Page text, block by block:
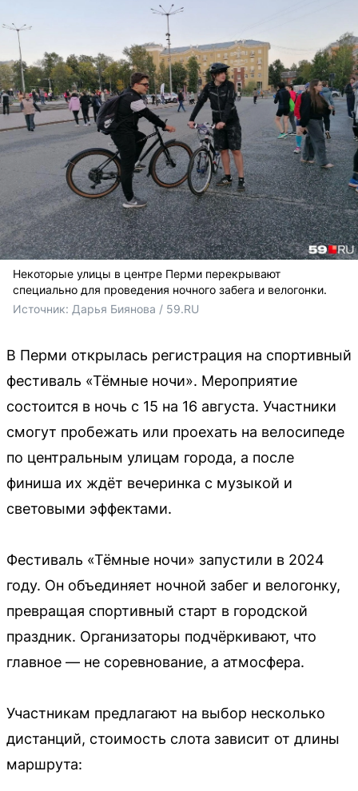
Некоторые улицы в центре Перми перекрывают
специально для проведения ночного забега и велогонки.
Источник: Дарья Биянова / 59.RU
В Перми открылась регистрация на спортивный
фестиваль «Тёмные ночи». Мероприятие
состоится в ночь с 15 на 16 августа. Участники
смогут пробежать или проехать на велосипеде
по центральным улицам города, а после
финиша их ждёт вечеринка с музыкой и
световыми эффектами.
Фестиваль «Тёмные ночи» запустили в 2024
году. Он объединяет ночной забег и велогонку,
превращая спортивный старт в городской
праздник. Организаторы подчёркивают, что
главное — не соревнование, а атмосфера.
Участникам предлагают на выбор несколько
дистанций, стоимость слота зависит от длины
маршрута: